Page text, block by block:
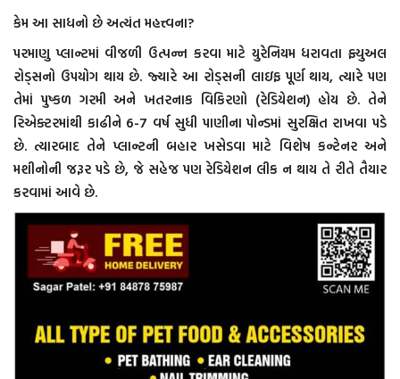
કેમ આ સાધનો છે અત્યંત મહત્ત્વના?
પરમાણુ પ્લાન્ટમાં વીજળી ઉત્પન્ન કરવા માટે યુરેનિયમ ધરાવતા ફ્યુઅલ
રોડ્સનો ઉપયોગ થાય છે. જ્યારે આ રોડ્સની લાઇફ પૂર્ણ થાય, ત્યારે પણ
તેમાં પુષ્કળ ગરમી અને ખતરનાક વિકિરણો (રેડિયેશન) હોય છે. તેને
રિએક્ટરમાંથી કાઢીને 6-7 વર્ષ સુધી પાણીના પોન્ડમાં સુરક્ષિત રાખવા પડે
છે. ત્યારબાદ તેને પ્લાન્ટની બહાર ખસેડવા માટે વિશેષ કન્ટેનર અને
મશીનોની જરૂર પડે છે, જે સહેજ પણ રેડિયેશન લીક ન થાય તે રીતે તૈયાર
કરવામાં આવે છે.